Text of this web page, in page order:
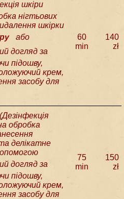
шкіри
нігтьових
шкірки
або
догляд за
підошву,
крем,
засобу для
60
min
140
zł
(Дезінфекція
обробка
делікатне
догляд за
підошву,
крем,
засобу для
75
min
150
zł